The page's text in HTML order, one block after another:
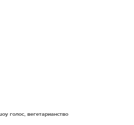
голос, вегетарианство